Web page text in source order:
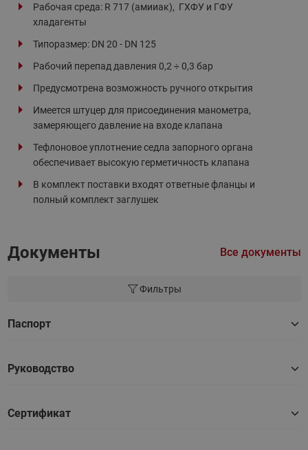
Рабочая среда: R 717 (амииак), ГХФУ и ГФУ
хладагенты
Типоразмер: DN 20 - DN 125
Рабочий перепад давления 0,2 ÷ 0,3 бар
Предусмотрена возможность ручного открытия
Имеется штуцер для присоединения манометра,
замеряющего давление на входе клапана
Тефлоновое уплотнение седла запорного органа
обеспечивает высокую герметичность клапана
В комплект поставки входят ответные фланцы и
полный комплект заглушек
Документы Все документы
Фильтры
Паспорт
Руководство
Сертификат